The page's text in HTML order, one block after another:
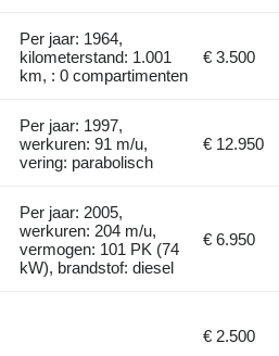
Per jaar: 1964,
kilometerstand: 1.001
km, : 0 compartimenten
€ 3.500
Per jaar: 1997,
werkuren: 91 m/u,
vering: parabolisch
€ 12.950
Per jaar: 2005,
werkuren: 204 m/u,
vermogen: 101 PK (74
kW), brandstof: diesel
€ 6.950
€ 2.500